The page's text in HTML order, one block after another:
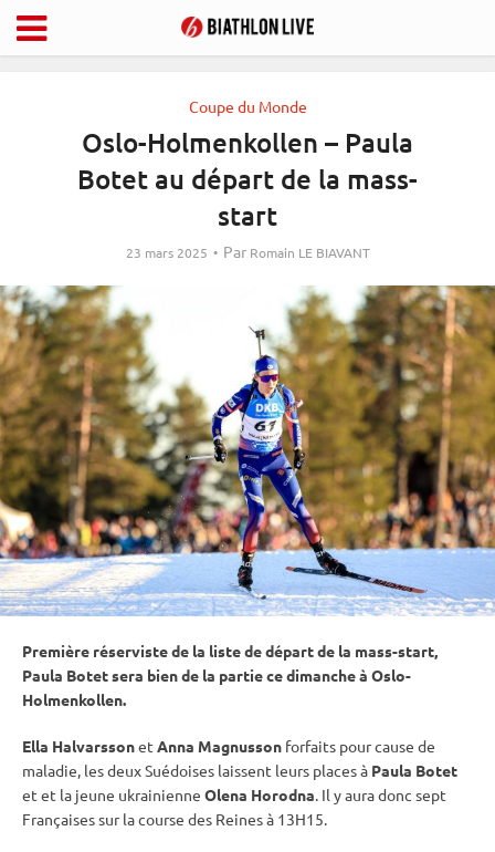
Coupe du Monde
Oslo-Holmenkollen – Paula
Botet au départ de la mass-
start
23 mars 2025 Par Romain LE BIAVANT
Première réserviste de la liste de départ de la mass-start,
Paula Botet sera bien de la partie ce dimanche à Oslo-
Holmenkollen.
Ella Halvarssonet Anna Magnusson forfaits pour cause de
maladie, les deux Suédoises laissent leurs places à Paula Botet
et et la jeune ukrainienne Olena Horodna. Il y aura donc sept
Françaises sur la course des Reines à 13H15.